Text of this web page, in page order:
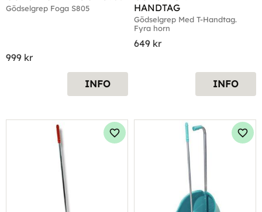
Gödselgrep Foga S805
999 kr
INFO
HANDTAG
Gödselgrep Med T-Handtag.
Fyra horn
649 kr
INFO
Lägg till i favoriter